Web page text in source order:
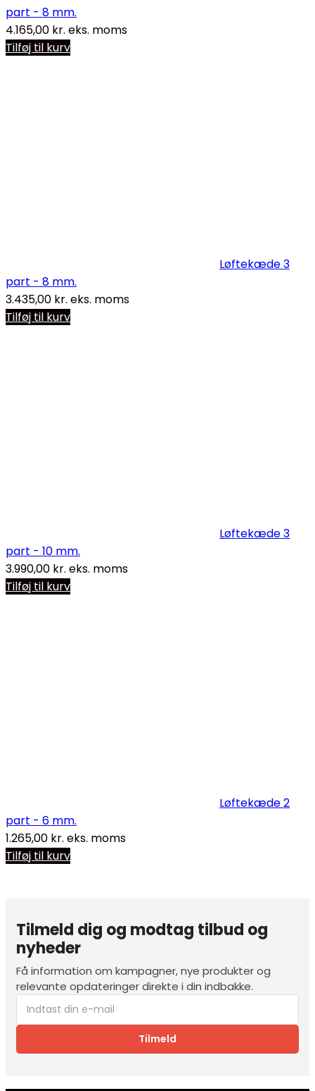
part - 8 mm.
4.165,00 kr. eks. moms
Tilføj til kurv
Løftekæde 3
part - 8 mm.
3.435,00 kr. eks. moms
Tilføj til kurv
Løftekæde 3
part - 10 mm.
3.990,00 kr. eks. moms
Tilføj til kurv
Løftekæde 2
part - 6 mm.
1.265,00 kr. eks. moms
Tilføj til kurv
Tilmeld dig og modtag tilbud og
nyheder
Få information om kampagner, nye produkter og
relevante opdateringer direkte i din indbakke.
Tilmeld